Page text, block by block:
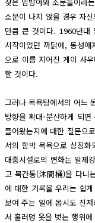
소문이 나지 않을 경우 자
만큼 큰 것이다. 1960년대
시작이었던 까닭에, 동성
으로 이름 지어진 게이 사
할 것이다.
그러나 목욕탕에서의 어느
방향을 확대-분산하게 되
들어왔는지에 대한 질문으
서의 함박 목욕으로 상징화
대중시설로의 변화는 일제
고 목간통(沐間桶)을 다니
에 대한 기록을 우리는 쉽
보여 주는 일에 몹시도 진
서 훌러덩 옷을 벗는 행위